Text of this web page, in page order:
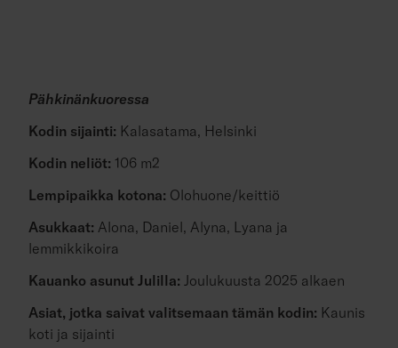
Pähkinänkuoressa
Kodin sijainti: Kalasatama, Helsinki
Kodin neliöt: 106 m2
Lempipaikka kotona: Olohuone/keittiö
Asukkaat: Alona, Daniel, Alyna, Lyana ja
lemmikkikoira
Kauanko asunut Julilla: Joulukuusta 2025 alkaen
Asiat, jotka saivat valitsemaan tämän kodin: Kaunis
koti ja sijainti